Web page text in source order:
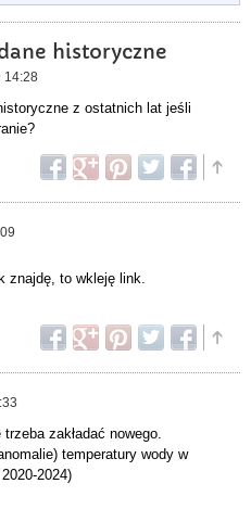
historyczne
14:28
z ostatnich lat jeśli
znajdę, to wkleję link.
trzeba zakładać nowego.
temperatury wody w
2024)